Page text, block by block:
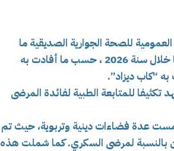
للصحة الجوارية الصديقية ما
مجموعه 263 مريض سكري وذلك في أول حصيلة تم ضبطها خلال سنة 2026 ، حسب ما أفادت به
“كاب ديزاد”.
للمتابعة الطبية لفائدة المرضى
عدة فضاءات دينية وتربوية، حيث تم
بالنسبة لمرضى السكري. كما شملت هذه